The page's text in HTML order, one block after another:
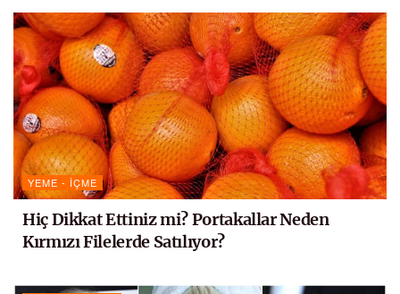
YEME - İÇME
Hiç Dikkat Ettiniz mi? Portakallar Neden
Kırmızı Filelerde Satılıyor?